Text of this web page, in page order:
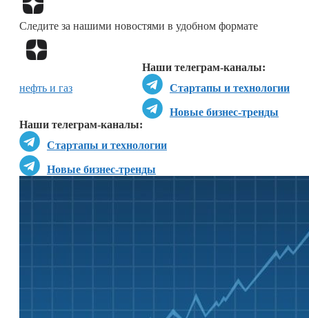
Следите за нашими новостями в удобном формате
Наши телеграм-каналы:
Стартапы и технологии
Новые бизнес-тренды
Наши телеграм-каналы:
Стартапы и технологии
Новые бизнес-тренды
нефть и газ